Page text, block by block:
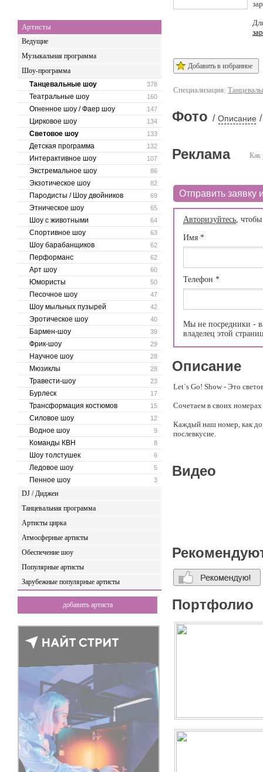
Артисты
Ведущие
Музыкальная программа
Шоу-программа
378
Танцевальные шоу
160
Театральные шоу
147
Огненное шоу / Фаер шоу
134
Цирковое шоу
133
Световое шоу
132
Детская программа
107
Интерактивное шоу
86
Экстремальное шоу
82
Экзотическое шоу
69
Пародисты / Шоу двойников
65
Этническое шоу
64
Шоу с животными
63
Спортивное шоу
62
Шоу барабанщиков
62
Перформанс
60
Арт шоу
50
Юмористы
47
Песочное шоу
42
Шоу мыльных пузырей
40
Эротическое шоу
39
Бармен-шоу
29
Фрик-шоу
28
Научное шоу
28
Мюзиклы
23
Травести-шоу
17
Бурлеск
15
Трансформация костюмов
12
Силовое шоу
9
Водное шоу
8
Команды КВН
6
Шоу толстушек
5
Ледовое шоу
3
Пенное шоу
DJ / Диджеи
Танцевальная программа
Артисты цирка
Атмосферные артисты
Обеспечение шоу
Популярные артисты
Зарубежные популярные артисты
добавить артиста
Добавить в избранное
Специализация:
Фото / Описание /
Как
Реклама
Отправить заявку
Авторизуйтесь,
Имя *
Телефон *
Мы не посредники -
владелец этой
Описание
Let`s Go! Show - Это
Сочетаем в своих
Каждый наш номер, как
послевкусие.
Каждый наш номер
Видео
Портфолио